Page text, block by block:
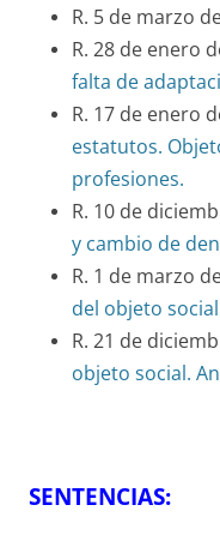
R. 5 de marzo
R. 28 de enero
falta de
R. 17 de enero
estatutos.
profesiones.
R. 10 de
y cambio de
R. 1 de marzo
del objeto social
R. 21 de
objeto social.
SENTENCIAS: